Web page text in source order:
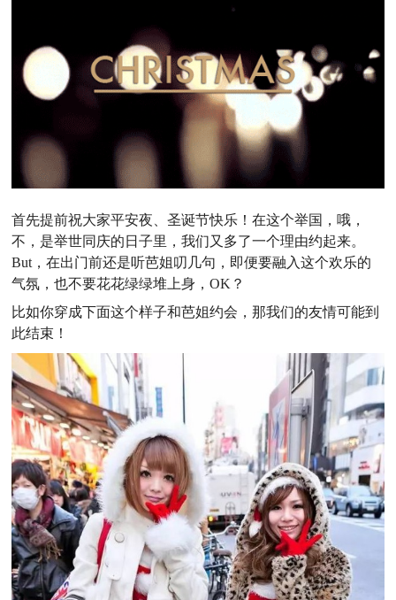
首先提前祝大家平安夜、圣诞节快乐！在这个举国，哦，
不，是举世同庆的日子里，我们又多了一个理由约起来。
But，在出门前还是听芭姐叨几句，即便要融入这个欢乐的
气氛，也不要花花绿绿堆上身，OK？
比如你穿成下面这个样子和芭姐约会，那我们的友情可能到
此结束！